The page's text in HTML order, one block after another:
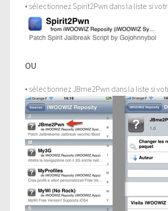
• sélectionnez Spirit2Pwn dans la liste si
OU
• sélectionnez JBme2Pwn dans la liste si